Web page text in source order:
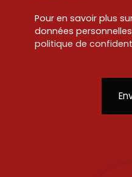
Pour en savoir plus
données
politique de